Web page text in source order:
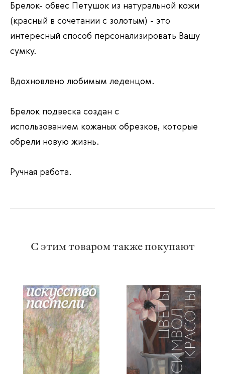
Брелок- обвес Петушок из натуральной кожи
(красный в сочетании с золотым) - это
интересный способ персонализировать Вашу
сумку.
Вдохновлено любимым леденцом.
Брелок подвеска создан с
использованием кожаных обрезков, которые
обрели новую жизнь.
Ручная работа.
С этим товаром также покупают